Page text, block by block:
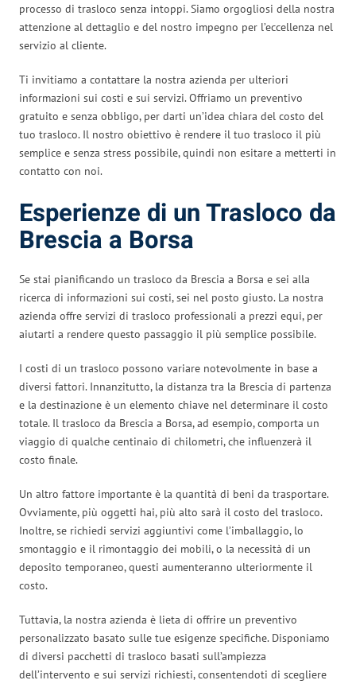
processo di trasloco senza intoppi. Siamo orgogliosi della nostra
attenzione al dettaglio e del nostro impegno per l’eccellenza nel
servizio al cliente.
Ti invitiamo a contattare la nostra azienda per ulteriori
informazioni sui costi e sui servizi. Offriamo un preventivo
gratuito e senza obbligo, per darti un’idea chiara del costo del
tuo trasloco. Il nostro obiettivo è rendere il tuo trasloco il più
semplice e senza stress possibile, quindi non esitare a metterti in
contatto con noi.
Esperienze di un Trasloco da
Brescia a Borsa
Se stai pianificando un trasloco da Brescia a Borsa e sei alla
ricerca di informazioni sui costi, sei nel posto giusto. La nostra
azienda offre servizi di trasloco professionali a prezzi equi, per
aiutarti a rendere questo passaggio il più semplice possibile.
I costi di un trasloco possono variare notevolmente in base a
diversi fattori. Innanzitutto, la distanza tra la Brescia di partenza
e la destinazione è un elemento chiave nel determinare il costo
totale. Il trasloco da Brescia a Borsa, ad esempio, comporta un
viaggio di qualche centinaio di chilometri, che influenzerà il
costo finale.
Un altro fattore importante è la quantità di beni da trasportare.
Ovviamente, più oggetti hai, più alto sarà il costo del trasloco.
Inoltre, se richiedi servizi aggiuntivi come l’imballaggio, lo
smontaggio e il rimontaggio dei mobili, o la necessità di un
deposito temporaneo, questi aumenteranno ulteriormente il
costo.
Tuttavia, la nostra azienda è lieta di offrire un preventivo
personalizzato basato sulle tue esigenze specifiche. Disponiamo
di diversi pacchetti di trasloco basati sull’ampiezza
dell’intervento e sui servizi richiesti, consentendoti di scegliere